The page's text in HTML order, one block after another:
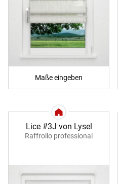
Maße eingeben
Lice #3J von Lysel
Raffrollo professional